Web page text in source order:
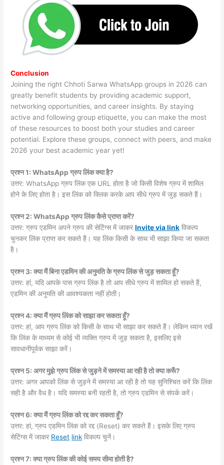
Conclusion
Joining the right Chhoti Sarwa WhatsApp groups in 2026 can
greatly benefit students by providing academic support,
networking opportunities, and career insights. By staying
active and following group etiquette, you can make the most
of these resources to boost both your studies and career
potential. Explore these groups, connect with peers, and make
2026 your best academic year yet!
प्रश्न 1: WhatsApp ग्रुप लिंक क्या है?
उत्तर: WhatsApp ग्रुप लिंक एक URL होता है जो किसी विशेष ग्रुप में शामिल
होने के लिए होता है। इस लिंक को क्लिक करके आप सीधे ग्रुप में जुड़ सकते हैं।
प्रश्न 2: WhatsApp ग्रुप लिंक कैसे प्राप्त करें?
उत्तर: ग्रुप एडमिन अपने ग्रुप की सेटिंग्स में जाकरInvite via link विकल्प
चुनकर लिंक प्राप्त कर सकते हैं। यह लिंक किसी के साथ भी साझा किया जा सकता
है।
प्रश्न 3: क्या मैं बिना एडमिन की अनुमति के ग्रुप लिंक से जुड़ सकता हूँ?
उत्तर: हां, यदि आपके पास ग्रुप लिंक है तो आप सीधे ग्रुप में शामिल हो सकते हैं,
एडमिन की अनुमति की आवश्यकता नहीं होती।
प्रश्न 4: क्या मैं ग्रुप लिंक को साझा कर सकता हूँ?
उत्तर: हां, आप ग्रुप लिंक को किसी के साथ भी साझा कर सकते हैं। लेकिन ध्यान रखें
कि लिंक के माध्यम से कोई भी व्यक्ति ग्रुप में जुड़ सकता है, इसलिए इसे
सावधानीपूर्वक साझा करें।
प्रश्न 5: अगर मुझे ग्रुप लिंक से जुड़ने में समस्या आ रही है तो क्या करूँ?
उत्तर: अगर आपको लिंक से जुड़ने में समस्या आ रही है तो यह सुनिश्चित करें कि लिंक
सही है और वैध है। यदि समस्या बनी रहती है, तो ग्रुप एडमिन से संपर्क करें।
प्रश्न 6: क्या मैं ग्रुप लिंक को रद्द कर सकता हूँ?
उत्तर: हां, ग्रुप एडमिन लिंक को रद्द (Reset) कर सकते हैं। इसके लिए ग्रुप
सेटिंग्स में जाकर Reset link विकल्प चुनें।
प्रश्न 7: क्या ग्रुप लिंक की कोई समय सीमा होती है?